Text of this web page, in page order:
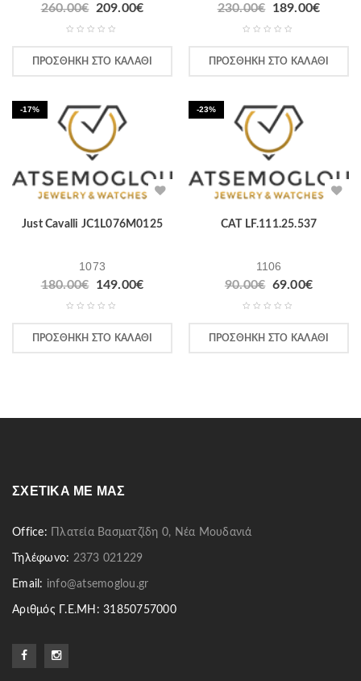
260.00€ 209.00€
ΠΡΟΣΘΉΚΗ ΣΤΟ ΚΑΛΆΘΙ
230.00€ 189.00€
ΠΡΟΣΘΉΚΗ ΣΤΟ ΚΑΛΆΘΙ
-17%
Just Cavalli JC1L076M0125
1073
180.00€ 149.00€
ΠΡΟΣΘΉΚΗ ΣΤΟ ΚΑΛΆΘΙ
-23%
CAT LF.111.25.537
1106
90.00€ 69.00€
ΠΡΟΣΘΉΚΗ ΣΤΟ ΚΑΛΆΘΙ
ΣΧΕΤΙΚΆ ΜΕ ΜΑΣ
Office: Πλατεία Βασματζίδη 0, Νέα Μουδανιά
Τηλέφωνο: 2373 021229
Email: info@atsemoglou.gr
Αριθμός Γ.Ε.ΜΗ: 31850757000